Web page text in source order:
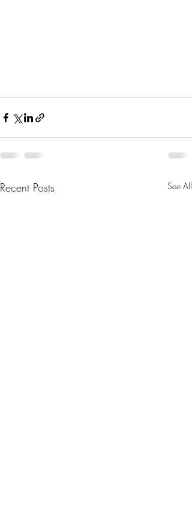
Recent Posts See All